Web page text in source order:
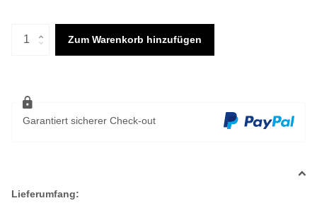
Zum Warenkorb hinzufügen
Garantiert sicherer Check-out
Lieferumfang: